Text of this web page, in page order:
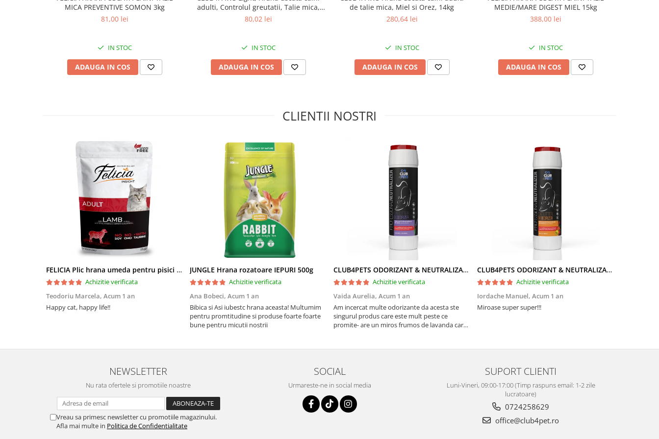
Cantitati individuale de hrană pot varia în funcție de vârstă, rasă, nivel de activitate al
MICA PREVENTIVE SOMON 3kg
81,00 lei
IN STOC
ADAUGA IN COS
adulti, Controlul greutatii, Talie mica,
Curcan, 5kg
80,02 lei
IN STOC
ADAUGA IN COS
de talie mica, Miel si Orez, 14kg
280,64 lei
IN STOC
ADAUGA IN COS
MEDIE/MARE DIGEST MIEL 15kg
388,00 lei
IN STOC
ADAUGA IN COS
CLIENTII NOSTRI
FELICIA Plic hrana umeda pentru pisici adulte, cu Miel, Set 12x85g
Achizitie verificata
Teodoriu Marcela, Acum 1 an
Happy cat, happy life!!
JUNGLE Hrana rozatoare IEPURI 500g
Achizitie verificata
Ana Bobeci, Acum 1 an
Bibica si Asi iubestc hrana aceasta! Multumim
pentru promtitudine si produse foarte foarte
bune pentru micutii nostrii
CLUB4PETS ODORIZANT & NEUTRALIZATOR DE MIROS PENTRU LITIERĂ, CU AROMĂ DE LAVANDĂ, 500g
Achizitie verificata
Vaida Aurelia, Acum 1 an
Am incercat multe odorizante da acesta ste
singurul produs care este mult peste ce
promite- are un miros frumos de lavanda care
CLUB4PETS ODORIZANT & NEUTRALIZATOR DE MIROS PENTRU LITIERĂ, CU AROMĂ DE FRUCTE, 500g
Achizitie verificata
Iordache Manuel, Acum 1 an
Miroase super super!!!
NEWSLETTER
Nu rata ofertele si promotiile noastre
Vreau sa primesc newsletter cu promotiile magazinului.
Afla mai multe in Politica de Confidentialitate
SOCIAL
Urmareste-ne in social media
SUPORT CLIENTI
Luni-Vineri, 09:00-17:00 (Timp raspuns email: 1-2 zile
lucratoare)
0724258629
office@club4pet.ro